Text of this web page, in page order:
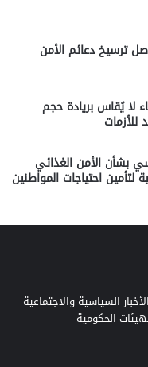
ترسيخ دعائم الأمن
لا يُقاس بريادة حجم
للأزمات
بشأن الأمن الغذائي
لتأمين احتياجات المواطنين
السياسية والاجتماعية
الحكومية